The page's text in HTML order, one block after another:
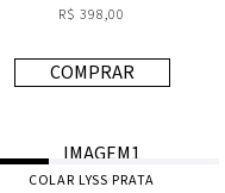
R$ 398,00
COMPRAR
COLAR LYSS PRATA